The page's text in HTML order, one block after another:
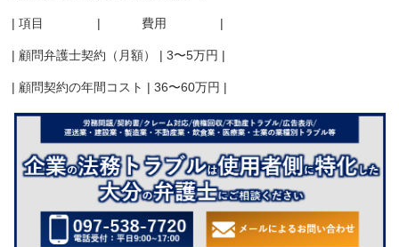
| 項目 | 費用 |
| 顧問弁護士契約（月額） | 3〜5万円 |
| 顧問契約の年間コスト | 36〜60万円 |